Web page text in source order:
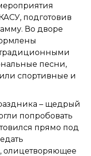
подготовив
Во дворе
песни,
спортивные и
– щедрый
попробовать
прямо под
олицетворяющее